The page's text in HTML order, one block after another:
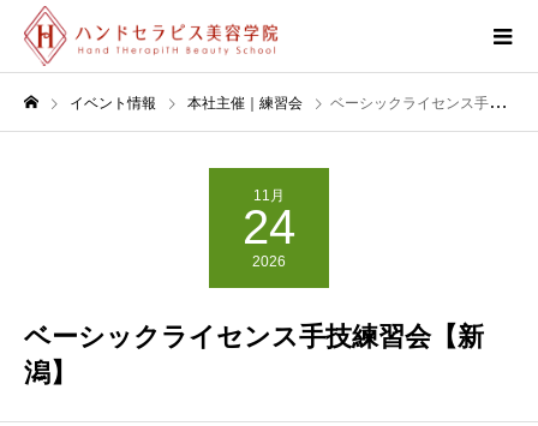
イベント情報 本社主催｜練習会 ベーシックライセンス手技練習会【新潟】
11月
24
2026
ベーシックライセンス手技練習会【新
潟】